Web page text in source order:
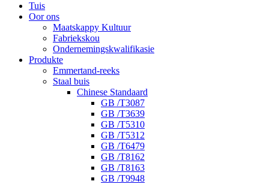
Tuis
Oor ons
Maatskappy Kultuur
Fabriekskou
Ondernemingskwalifikasie
Produkte
Emmertand-reeks
Staal buis
Chinese Standaard
GB /T3087
GB /T3639
GB /T5310
GB /T5312
GB /T6479
GB /T8162
GB /T8163
GB /T9948